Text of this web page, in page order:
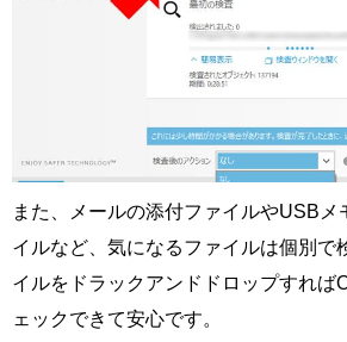
また、メールの添付ファイルやUSBメ
イルなど、気になるファイルは個別で
イルをドラックアンドドロップすれば
ェックできて安心です。